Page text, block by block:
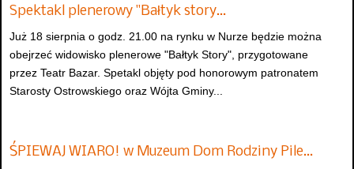
Spektakl plenerowy "Bałtyk story…
Już 18 sierpnia o godz. 21.00 na rynku w Nurze będzie można
obejrzeć widowisko plenerowe "Bałtyk Story", przygotowane
przez Teatr Bazar. Spetakl objęty pod honorowym patronatem
Starosty Ostrowskiego oraz Wójta Gminy...
ŚPIEWAJ WIARO! w Muzeum Dom Rodziny Pile…